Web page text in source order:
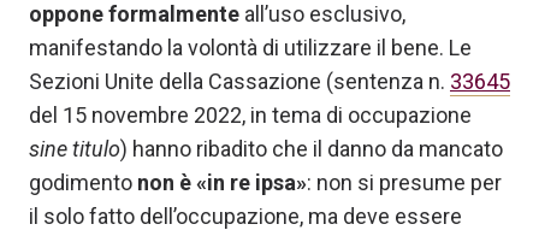
oppone formalmente all’uso esclusivo,
manifestando la volontà di utilizzare il bene. Le
Sezioni Unite della Cassazione (sentenza n. 33645
del 15 novembre 2022, in tema di occupazione
sine titulo) hanno ribadito che il danno da mancato
godimento non è «in re ipsa»: non si presume per
il solo fatto dell’occupazione, ma deve essere